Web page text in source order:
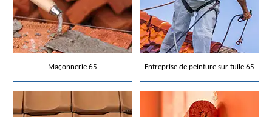
Maçonnerie 65 Entreprise de peinture sur tuile 65